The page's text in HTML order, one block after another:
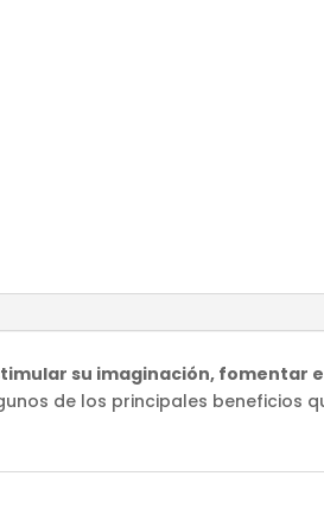
su imaginación, fomentar
de los principales beneficios